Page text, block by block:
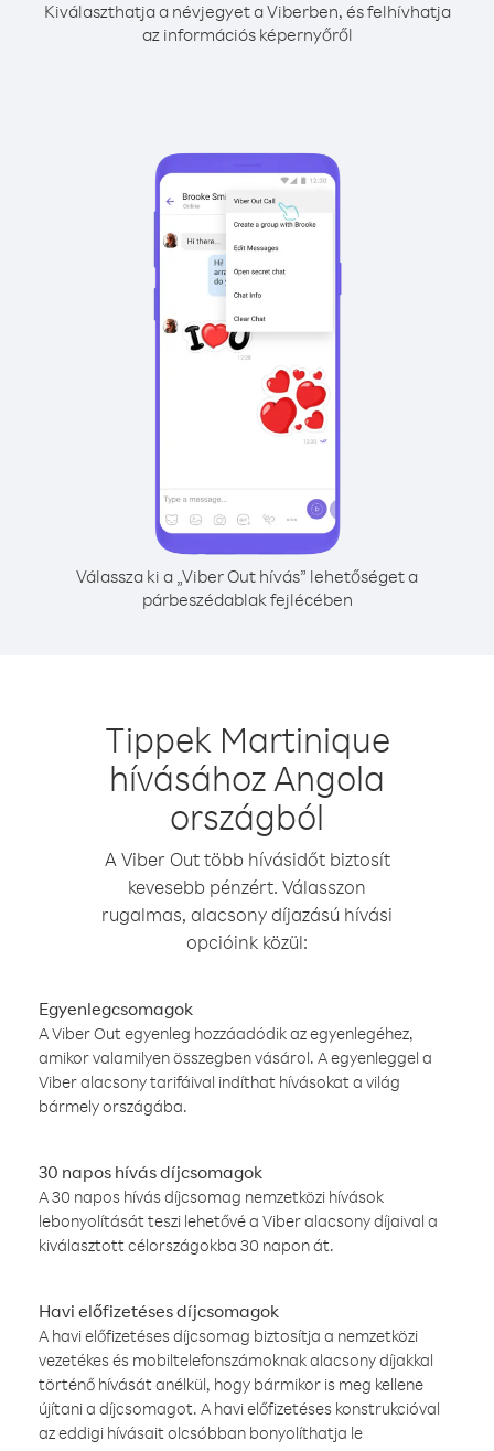
Kiválaszthatja a névjegyet a Viberben, és felhívhatja
az információs képernyőről
Válassza ki a „Viber Out hívás” lehetőséget a
párbeszédablak fejlécében
Tippek Martinique
hívásához Angola
országból
A Viber Out több hívásidőt biztosít
kevesebb pénzért. Válasszon
rugalmas, alacsony díjazású hívási
opcióink közül:
Egyenlegcsomagok
A Viber Out egyenleg hozzáadódik az egyenlegéhez,
amikor valamilyen összegben vásárol. A egyenleggel a
Viber alacsony tarifáival indíthat hívásokat a világ
bármely országába.
30 napos hívás díjcsomagok
A 30 napos hívás díjcsomag nemzetközi hívások
lebonyolítását teszi lehetővé a Viber alacsony díjaival a
kiválasztott célországokba 30 napon át.
Havi előfizetéses díjcsomagok
A havi előfizetéses díjcsomag biztosítja a nemzetközi
vezetékes és mobiltelefonszámoknak alacsony díjakkal
történő hívását anélkül, hogy bármikor is meg kellene
újítani a díjcsomagot. A havi előfizetéses konstrukcióval
az eddigi hívásait olcsóbban bonyolíthatja le